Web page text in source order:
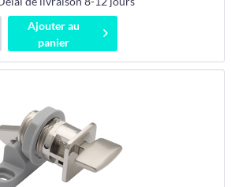
Ajouter au
panier